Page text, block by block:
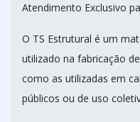
Atendimento Exclusivo
O TS Estrutural é um
utilizado na fabricação
como as utilizadas em
públicos ou de uso